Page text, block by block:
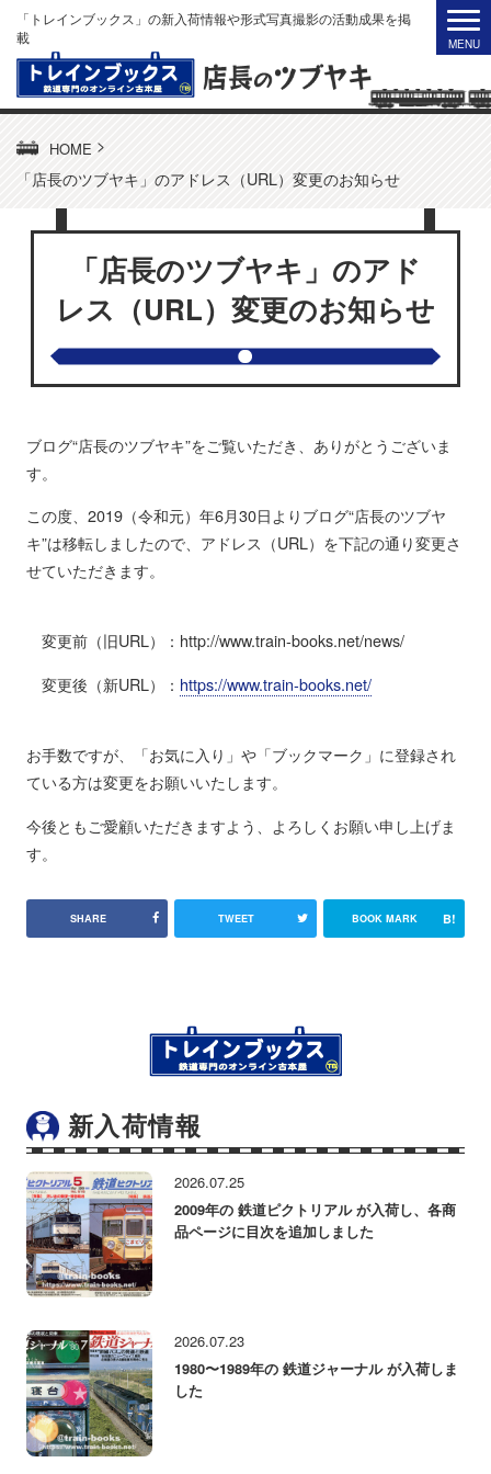
「トレインブックス」の新入荷情報や形式写真撮影の活動成果を掲
載
HOME >
「店長のツブヤキ」のアドレス（URL）変更のお知らせ
「店長のツブヤキ」のアド
レス（URL）変更のお知らせ
ブログ“店長のツブヤキ”をご覧いただき、ありがとうございま
す。
この度、2019（令和元）年6月30日よりブログ“店長のツブヤ
キ”は移転しましたので、アドレス（URL）を下記の通り変更さ
せていただきます。
変更前（旧URL）：http://www.train-books.net/news/
変更後（新URL）： https://www.train-books.net/
お手数ですが、「お気に入り」や「ブックマーク」に登録され
ている方は変更をお願いいたします。
今後ともご愛顧いただきますよう、よろしくお願い申し上げま
す。
SHARE TWEET BOOK MARK B!
新入荷情報
2026.07.25
2009年の 鉄道ピクトリアル が入荷し、各商
品ページに目次を追加しました
2026.07.23
1980〜1989年の 鉄道ジャーナル が入荷しま
した